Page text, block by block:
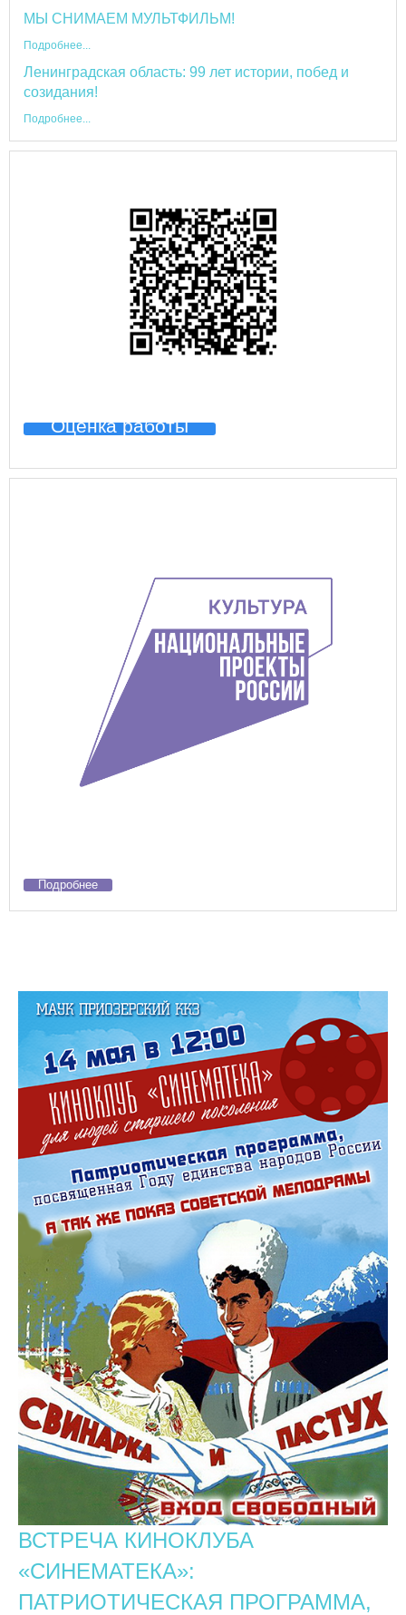
МЫ СНИМАЕМ МУЛЬТФИЛЬМ!
Подробнее...
Ленинградская область: 99 лет истории, побед и
созидания!
Подробнее...
Оценка работы
Подробнее
ВСТРЕЧА КИНОКЛУБА
«СИНЕМАТЕКА»:
ПАТРИОТИЧЕСКАЯ ПРОГРАММА,